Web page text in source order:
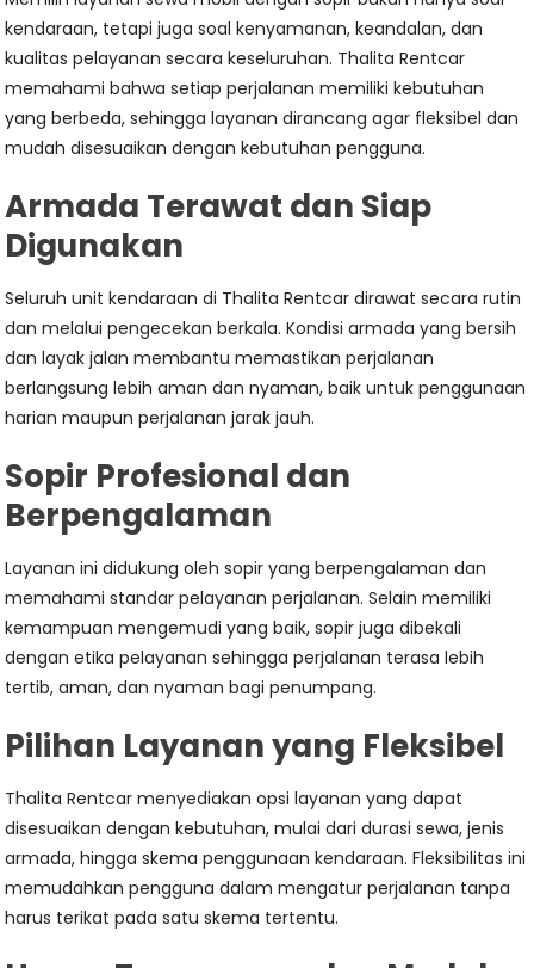
kendaraan, tetapi juga soal kenyamanan, keandalan, dan
kualitas pelayanan secara keseluruhan. Thalita Rentcar
memahami bahwa setiap perjalanan memiliki kebutuhan
yang berbeda, sehingga layanan dirancang agar fleksibel dan
mudah disesuaikan dengan kebutuhan pengguna.
Armada Terawat dan Siap
Digunakan
Seluruh unit kendaraan di Thalita Rentcar dirawat secara rutin
dan melalui pengecekan berkala. Kondisi armada yang bersih
dan layak jalan membantu memastikan perjalanan
berlangsung lebih aman dan nyaman, baik untuk penggunaan
harian maupun perjalanan jarak jauh.
Sopir Profesional dan
Berpengalaman
Layanan ini didukung oleh sopir yang berpengalaman dan
memahami standar pelayanan perjalanan. Selain memiliki
kemampuan mengemudi yang baik, sopir juga dibekali
dengan etika pelayanan sehingga perjalanan terasa lebih
tertib, aman, dan nyaman bagi penumpang.
Pilihan Layanan yang Fleksibel
Thalita Rentcar menyediakan opsi layanan yang dapat
disesuaikan dengan kebutuhan, mulai dari durasi sewa, jenis
armada, hingga skema penggunaan kendaraan. Fleksibilitas ini
memudahkan pengguna dalam mengatur perjalanan tanpa
harus terikat pada satu skema tertentu.